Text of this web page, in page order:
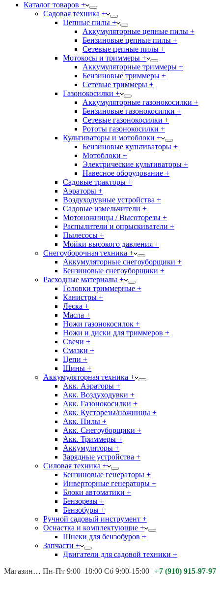
Каталог товаров +
Садовая техника +
Цепные пилы +
Аккумуляторные цепные пилы +
Бензиновые цепные пилы +
Сетевые цепные пилы +
Мотокосы и триммеры +
Аккумуляторные триммеры +
Бензиновые триммеры +
Сетевые триммеры +
Газонокосилки +
Аккумуляторные газонокосилки +
Бензиновые газонокосилки +
Сетевые газонокосилки +
Рототы газонокосилки +
Культиваторы и мотоблоки +
Бензиновые культиваторы +
Мотоблоки +
Электрические культиваторы +
Навесное оборудование +
Садовые тракторы +
Аэраторы +
Воздуходувные устройства +
Садовые измельчители +
Мотоножницы / Высоторезы +
Распылители и опрыскиватели +
Пылесосы +
Мойки высокого давления +
Снегоуборочная техника +
Аккумуляторные снегоуборщики +
Бензиновые снегоуборщики +
Расходные материалы +
Головки триммерные +
Канистры +
Леска +
Масла +
Ножи газонокосилок +
Ножи и диски для триммеров +
Свечи +
Смазки +
Цепи +
Шины +
Аккумуляторная техника +
Акк. Аэраторы +
Акк. Воздуходувки +
Акк. Газонокосилки +
Акк. Кусторезы/ножницы +
Акк. Пилы +
Акк. Снегоуборщики +
Акк. Триммеры +
Аккумуляторы +
Зарядные устройства +
Силовая техника +
Бензиновые генераторы +
Инверторные генераторы +
Блоки автоматики +
Бензорезы +
Бензобуры +
Ручной садовый инструмент +
Оснастка и комплектующие +
Шнеки для бензобуров +
Запчасти +
Двигатели для садовой техники +
Магазины: Калуга ул. Московская д.113
Пн-Пт 9:00–18:00 Сб 9:00-15:00 | +7 (910) 915-97-97